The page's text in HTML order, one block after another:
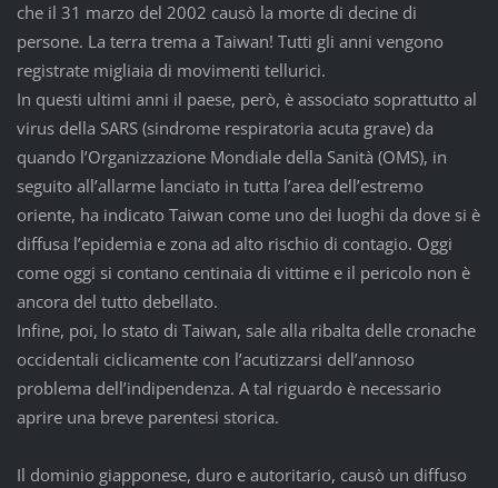
che il 31 marzo del 2002 causò la morte di decine di
persone. La terra trema a Taiwan! Tutti gli anni vengono
registrate migliaia di movimenti tellurici.
In questi ultimi anni il paese, però, è associato soprattutto al
virus della SARS (sindrome respiratoria acuta grave) da
quando l’Organizzazione Mondiale della Sanità (OMS), in
seguito all’allarme lanciato in tutta l’area dell’estremo
oriente, ha indicato Taiwan come uno dei luoghi da dove si è
diffusa l’epidemia e zona ad alto rischio di contagio. Oggi
come oggi si contano centinaia di vittime e il pericolo non è
ancora del tutto debellato.
Infine, poi, lo stato di Taiwan, sale alla ribalta delle cronache
occidentali ciclicamente con l’acutizzarsi dell’annoso
problema dell’indipendenza. A tal riguardo è necessario
aprire una breve parentesi storica.
Il dominio giapponese, duro e autoritario, causò un diffuso